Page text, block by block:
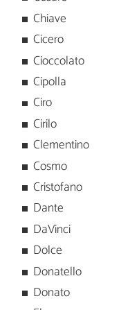
Chiave
Cicero
Cioccolato
Cipolla
Ciro
Cirilo
Clementino
Cosmo
Cristofano
Dante
DaVinci
Dolce
Donatello
Donato